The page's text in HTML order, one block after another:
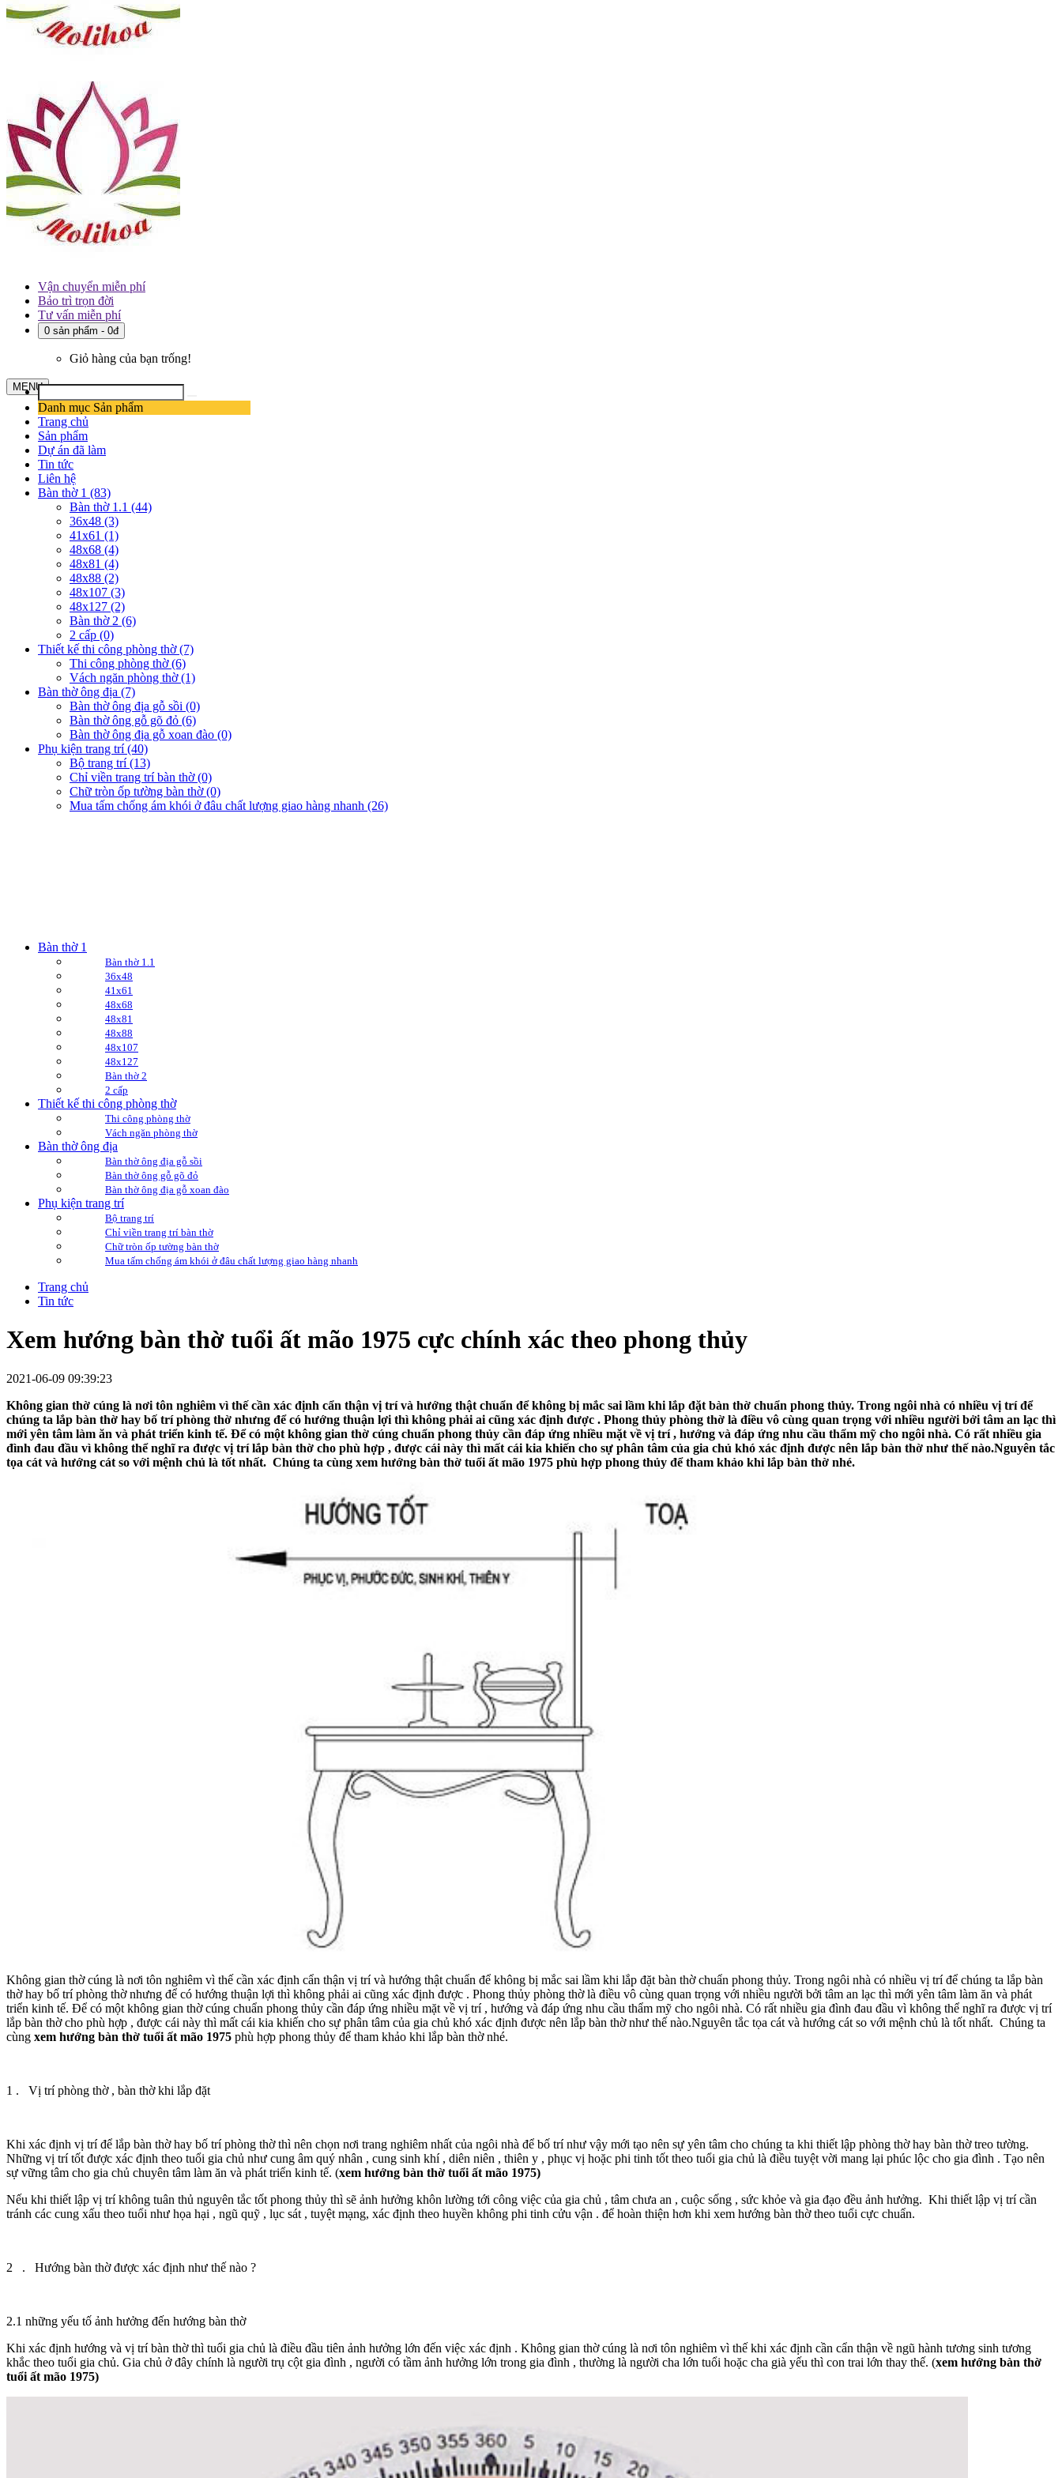
Vận chuyển miễn phí
Bảo trì trọn đời
Tư vấn miễn phí
0 sản phẩm - 0đ
Giỏ hàng của bạn trống!
MENU
Danh mục Sản phẩm
Trang chủ
Sản phẩm
Dự án đã làm
Tin tức
Liên hệ
Bàn thờ 1 (83)
Bàn thờ 1.1 (44)
36x48 (3)
41x61 (1)
48x68 (4)
48x81 (4)
48x88 (2)
48x107 (3)
48x127 (2)
Bàn thờ 2 (6)
2 cấp (0)
Thiết kế thi công phòng thờ (7)
Thi công phòng thờ (6)
Vách ngăn phòng thờ (1)
Bàn thờ ông địa (7)
Bàn thờ ông địa gỗ sồi (0)
Bàn thờ ông gỗ gõ đỏ (6)
Bàn thờ ông địa gỗ xoan đào (0)
Phụ kiện trang trí (40)
Bộ trang trí (13)
Chỉ viền trang trí bàn thờ (0)
Chữ tròn ốp tường bàn thờ (0)
Mua tấm chống ám khói ở đâu chất lượng giao hàng nhanh (26)
Bàn thờ 1
Bàn thờ 1.1
36x48
41x61
48x68
48x81
48x88
48x107
48x127
Bàn thờ 2
2 cấp
Thiết kế thi công phòng thờ
Thi công phòng thờ
Vách ngăn phòng thờ
Bàn thờ ông địa
Bàn thờ ông địa gỗ sồi
Bàn thờ ông gỗ gõ đỏ
Bàn thờ ông địa gỗ xoan đào
Phụ kiện trang trí
Bộ trang trí
Chỉ viền trang trí bàn thờ
Chữ tròn ốp tường bàn thờ
Mua tấm chống ám khói ở đâu chất lượng giao hàng nhanh
Trang chủ
Tin tức
Xem hướng bàn thờ tuổi ất mão 1975 cực chính xác theo phong thủy
2021-06-09 09:39:23
Không gian thờ cúng là nơi tôn nghiêm vì thế cần xác định cẩn thận vị trí và hướng thật chuẩn để không bị mắc sai lầm khi lắp đặt bàn thờ chuẩn phong thủy. Trong ngôi nhà có nhiều vị trí để
chúng ta lắp bàn thờ hay bố trí phòng thờ nhưng để có hướng thuận lợi thì không phải ai cũng xác định được . Phong thủy phòng thờ là điều vô cùng quan trọng với nhiều người bởi tâm an lạc thì
mới yên tâm làm ăn và phát triển kinh tế. Để có một không gian thờ cúng chuẩn phong thủy cần đáp ứng nhiều mặt về vị trí , hướng và đáp ứng nhu cầu thẩm mỹ cho ngôi nhà. Có rất nhiều gia
đình đau đầu vì không thể nghĩ ra được vị trí lắp bàn thờ cho phù hợp , được cái này thì mất cái kia khiến cho sự phân tâm của gia chủ khó xác định được nên lắp bàn thờ như thế nào.Nguyên tắc
tọa cát và hướng cát so với mệnh chủ là tốt nhất. Chúng ta cùng xem hướng bàn thờ tuổi ất mão 1975 phù hợp phong thủy để tham khảo khi lắp bàn thờ nhé.
Không gian thờ cúng là nơi tôn nghiêm vì thế cần xác định cẩn thận vị trí và hướng thật chuẩn để không bị mắc sai lầm khi lắp đặt bàn thờ chuẩn phong thủy. Trong ngôi nhà có nhiều vị trí để chúng ta lắp bàn
thờ hay bố trí phòng thờ nhưng để có hướng thuận lợi thì không phải ai cũng xác định được . Phong thủy phòng thờ là điều vô cùng quan trọng với nhiều người bởi tâm an lạc thì mới yên tâm làm ăn và phát
triển kinh tế. Để có một không gian thờ cúng chuẩn phong thủy cần đáp ứng nhiều mặt về vị trí , hướng và đáp ứng nhu cầu thẩm mỹ cho ngôi nhà. Có rất nhiều gia đình đau đầu vì không thể nghĩ ra được vị trí
lắp bàn thờ cho phù hợp , được cái này thì mất cái kia khiến cho sự phân tâm của gia chủ khó xác định được nên lắp bàn thờ như thế nào.Nguyên tắc tọa cát và hướng cát so với mệnh chủ là tốt nhất. Chúng ta
cùng xem hướng bàn thờ tuổi ất mão 1975 phù hợp phong thủy để tham khảo khi lắp bàn thờ nhé.
1 . Vị trí phòng thờ , bàn thờ khi lắp đặt
Khi xác định vị trí để lắp bàn thờ hay bố trí phòng thờ thì nên chọn nơi trang nghiêm nhất của ngôi nhà để bố trí như vậy mới tạo nên sự yên tâm cho chúng ta khi thiết lập phòng thờ hay bàn thờ treo tường.
Những vị trí tốt được xác định theo tuổi gia chủ như cung âm quý nhân , cung sinh khí , diên niên , thiên y , phục vị hoặc phi tinh tốt theo tuổi gia chủ là điều tuyệt vời mang lại phúc lộc cho gia đình . Tạo nên
sự vững tâm cho gia chủ chuyên tâm làm ăn và phát triển kinh tế. (xem hướng bàn thờ tuổi ất mão 1975)
Nếu khi thiết lập vị trí không tuân thủ nguyên tắc tốt phong thủy thì sẽ ảnh hưởng khôn lường tới công việc của gia chủ , tâm chưa an , cuộc sống , sức khỏe và gia đạo đều ảnh hưởng. Khi thiết lập vị trí cần
tránh các cung xấu theo tuổi như họa hại , ngũ quỹ , lục sát , tuyệt mạng, xác định theo huyền không phi tinh cửu vận . để hoàn thiện hơn khi xem hướng bàn thờ theo tuổi cực chuẩn.
2 . Hướng bàn thờ được xác định như thế nào ?
2.1 những yếu tố ảnh hưởng đến hướng bàn thờ
Khi xác định hướng và vị trí bàn thờ thì tuổi gia chủ là điều đầu tiên ảnh hưởng lớn đến việc xác định . Không gian thờ cúng là nơi tôn nghiêm vì thế khi xác định cần cẩn thận về ngũ hành tương sinh tương
khắc theo tuổi gia chủ. Gia chủ ở đây chính là người trụ cột gia đình , người có tầm ảnh hưởng lớn trong gia đình , thường là người cha lớn tuổi hoặc cha già yếu thì con trai lớn thay thế. (xem hướng bàn thờ
tuổi ất mão 1975)